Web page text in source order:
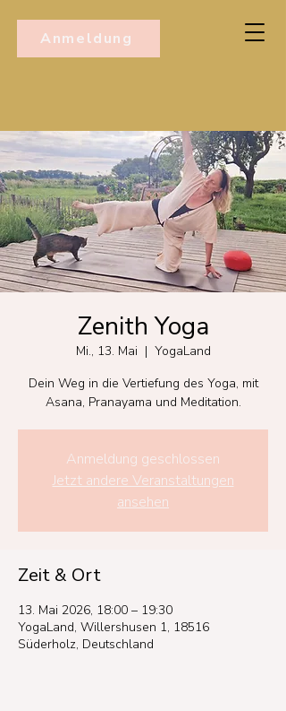
Anmeldung
Zenith Yoga
Mi., 13. Mai
  |
YogaLand
Dein Weg in die Vertiefung des Yoga, mit
Asana, Pranayama und Meditation.
Anmeldung geschlossen
Jetzt andere Veranstaltungen
ansehen
Zeit & Ort
13. Mai 2026, 18:00 – 19:30
YogaLand, Willershusen 1, 18516
Süderholz, Deutschland